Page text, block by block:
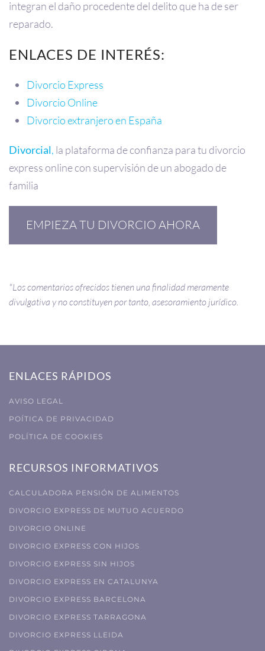
integran el daño procedente del delito que ha de ser
reparado.
ENLACES DE INTERÉS:
Divorcio Express
Divorcio Online
Divorcio extranjero en España
Divorcial, la plataforma de confianza para tu divorcio
express online con supervisión de un abogado de
familia
EMPIEZA TU DIVORCIO AHORA
*Los comentarios ofrecidos tienen una finalidad meramente
divulgativa y no constituyen por tanto, asesoramiento jurídico.
ENLACES RÁPIDOS
AVISO LEGAL
POÍTICA DE PRIVACIDAD
POLÍTICA DE COOKIES
RECURSOS INFORMATIVOS
CALCULADORA PENSIÓN DE ALIMENTOS
DIVORCIO EXPRESS DE MUTUO ACUERDO
DIVORCIO ONLINE
DIVORCIO EXPRESS CON HIJOS
DIVORCIO EXPRESS SIN HIJOS
DIVORCIO EXPRESS EN CATALUNYA
DIVORCIO EXPRESS BARCELONA
DIVORCIO EXPRESS TARRAGONA
DIVORCIO EXPRESS LLEIDA